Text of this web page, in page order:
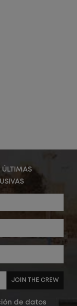
ÚLTIMAS
JOIN THE CREW
de datos